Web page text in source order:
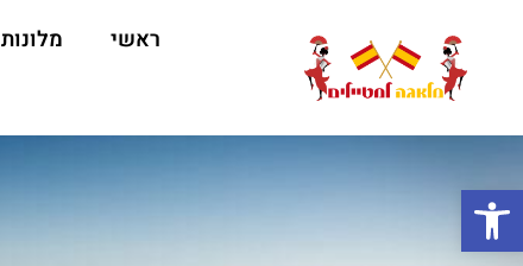
ראשי מלונות
פתח סרגל נגישות